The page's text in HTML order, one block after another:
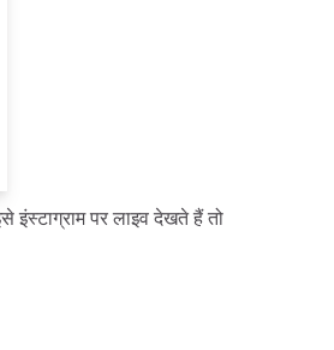
इंस्टाग्राम पर लाइव देखते हैं तो